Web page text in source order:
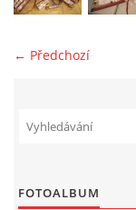
← Předchozí
FOTOALBUM